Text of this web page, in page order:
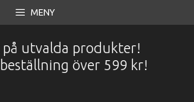
MENY
utvalda produkter!
över 599 kr!